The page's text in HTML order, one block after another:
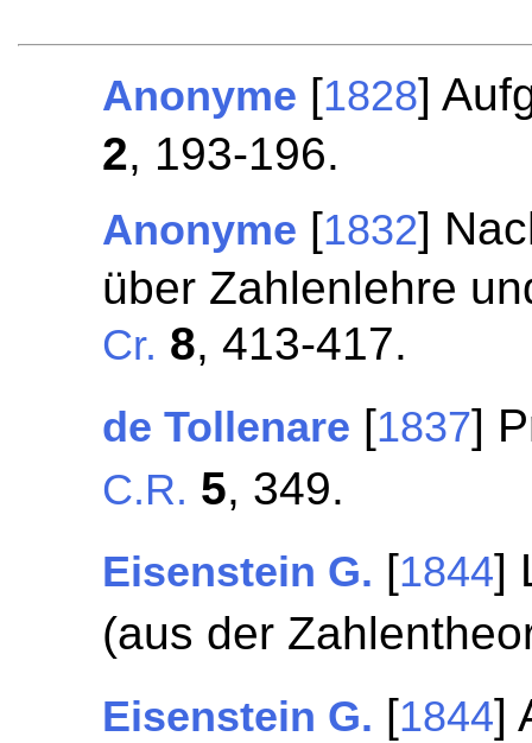
Anonyme [1828]
2, 193-196.
Anonyme [1832]
über Zahlenlehre
Cr. 8, 413-417.
de Tollenare [1837]
C.R. 5, 349.
Eisenstein G. [1844]
(aus der
Eisenstein G. [1844]